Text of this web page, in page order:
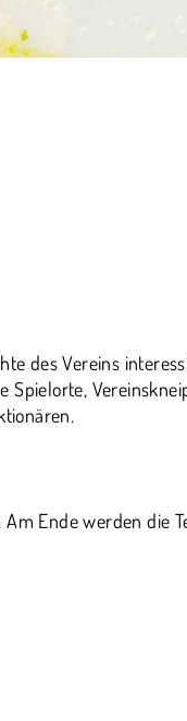
des Vereins
Spielorte,
Ende werden die